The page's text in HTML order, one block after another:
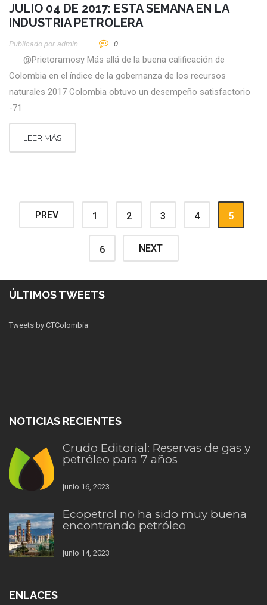
JULIO 04 DE 2017: ESTA SEMANA EN LA
INDUSTRIA PETROLERA
Publicado por Admin 0
@Prietoramosy Más allá de la buena calificación de
Colombia en el índice de la gobernanza de los recursos
naturales 2017 Colombia obtuvo un desempeño satisfactorio
-71
LEER MÁS
PREV 1 2 3 4 5
6 NEXT
ÚLTIMOS TWEETS
Tweets by CTColombia
NOTICIAS RECIENTES
Crudo Editorial: Reservas de gas y
petróleo para 7 años
junio 16, 2023
Ecopetrol no ha sido muy buena
encontrando petróleo
junio 14, 2023
ENLACES